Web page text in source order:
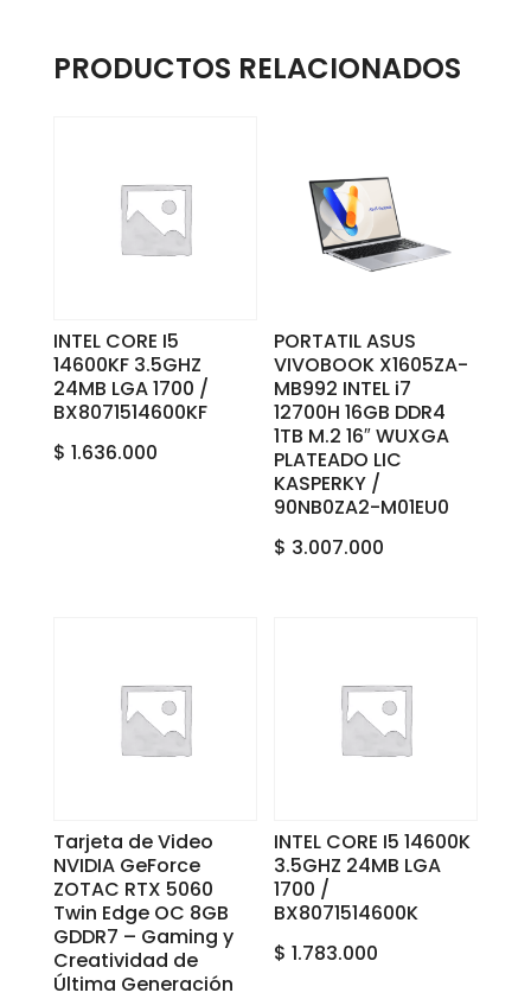
PRODUCTOS RELACIONADOS
INTEL CORE I5
14600KF 3.5GHZ
24MB LGA 1700 /
BX8071514600KF
$ 1.636.000
PORTATIL ASUS
VIVOBOOK X1605ZA-
MB992 INTEL i7
12700H 16GB DDR4
1TB M.2 16″ WUXGA
PLATEADO LIC
KASPERKY /
90NB0ZA2-M01EU0
$ 3.007.000
Tarjeta de Video
NVIDIA GeForce
ZOTAC RTX 5060
Twin Edge OC 8GB
GDDR7 – Gaming y
Creatividad de
Última Generación
INTEL CORE I5 14600K
3.5GHZ 24MB LGA
1700 /
BX8071514600K
$ 1.783.000